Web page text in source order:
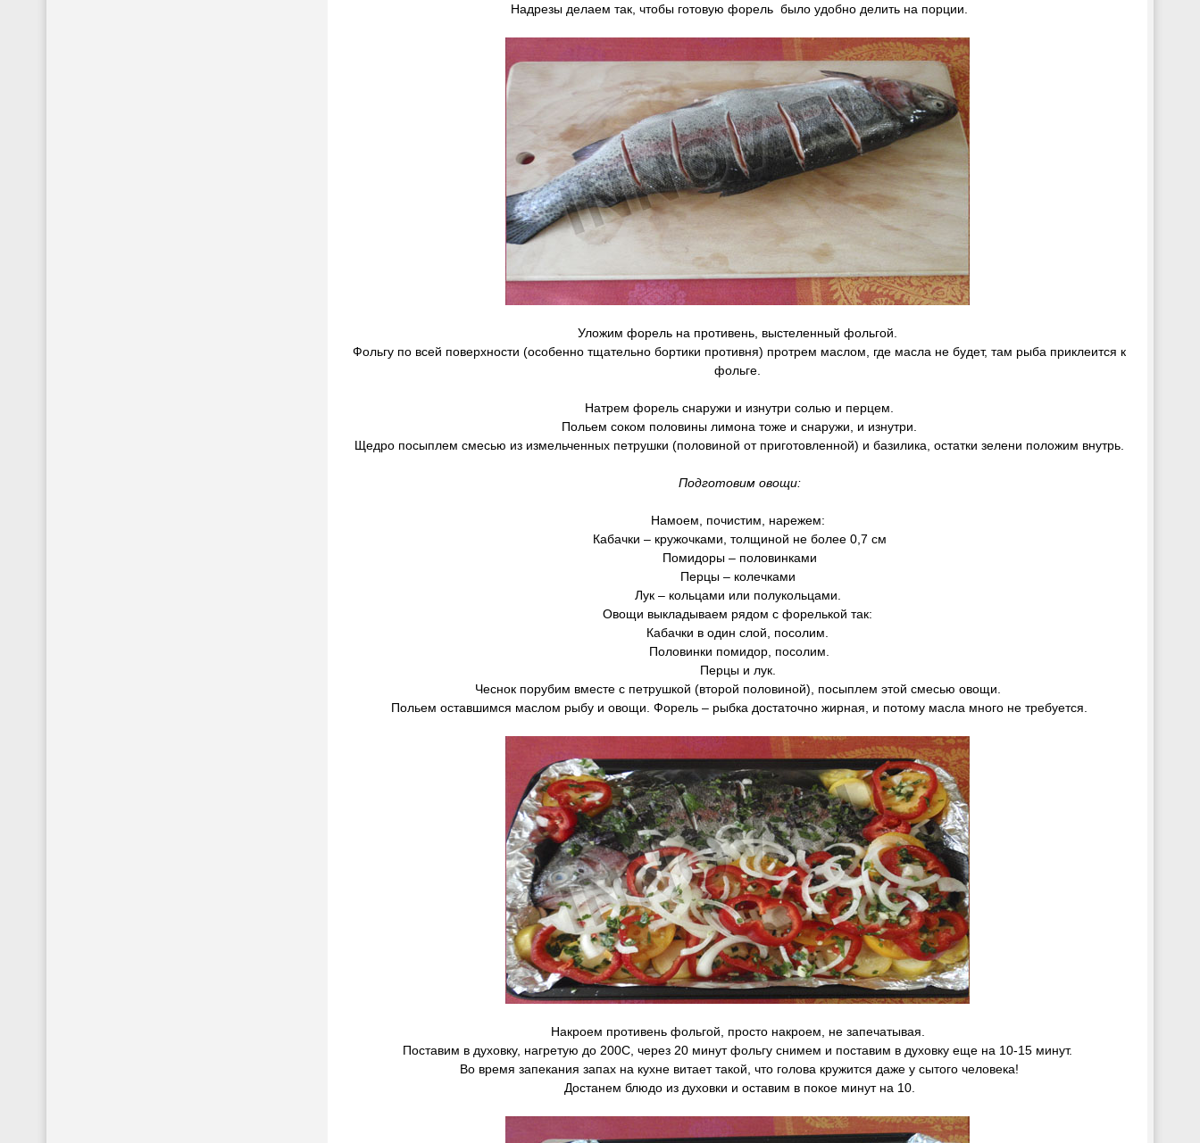
Надрезы делаем так, чтобы готовую форель было удобно делить на порции.
Уложим форель на противень, выстеленный фольгой.
Фольгу по всей поверхности (особенно тщательно бортики противня) протрем маслом, где масла не будет, там рыба приклеится к
фольге.
Натрем форель снаружи и изнутри солью и перцем.
Польем соком половины лимона тоже и снаружи, и изнутри.
Щедро посыплем смесью из измельченных петрушки (половиной от приготовленной) и базилика, остатки зелени положим внутрь.
Подготовим овощи:
Намоем, почистим, нарежем:
Кабачки – кружочками, толщиной не более 0,7 см
Помидоры – половинками
Перцы – колечками
Лук – кольцами или полукольцами.
Овощи выкладываем рядом с форелькой так:
Кабачки в один слой, посолим.
Половинки помидор, посолим.
Перцы и лук.
Чеснок порубим вместе с петрушкой (второй половиной), посыплем этой смесью овощи.
Польем оставшимся маслом рыбу и овощи. Форель – рыбка достаточно жирная, и потому масла много не требуется.
Накроем противень фольгой, просто накроем, не запечатывая.
Поставим в духовку, нагретую до 200С, через 20 минут фольгу снимем и поставим в духовку еще на 10-15 минут.
Во время запекания запах на кухне витает такой, что голова кружится даже у сытого человека!
Достанем блюдо из духовки и оставим в покое минут на 10.